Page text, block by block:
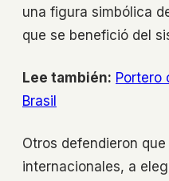
una figura simbólica
que se benefició del
Lee también: Portero
Brasil
Otros defendieron
internacionales, a